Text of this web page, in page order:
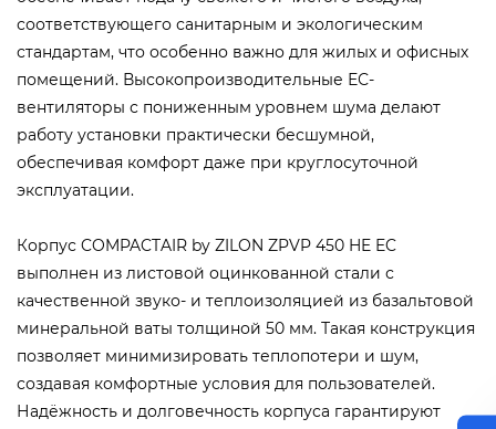
соответствующего санитарным и экологическим
стандартам, что особенно важно для жилых и офисных
помещений. Высокопроизводительные ЕС-
вентиляторы с пониженным уровнем шума делают
работу установки практически бесшумной,
обеспечивая комфорт даже при круглосуточной
эксплуатации.
Корпус COMPACTAIR by ZILON ZPVP 450 HE EC
выполнен из листовой оцинкованной стали с
качественной звуко- и теплоизоляцией из базальтовой
минеральной ваты толщиной 50 мм. Такая конструкция
позволяет минимизировать теплопотери и шум,
создавая комфортные условия для пользователей.
Надёжность и долговечность корпуса гарантируют